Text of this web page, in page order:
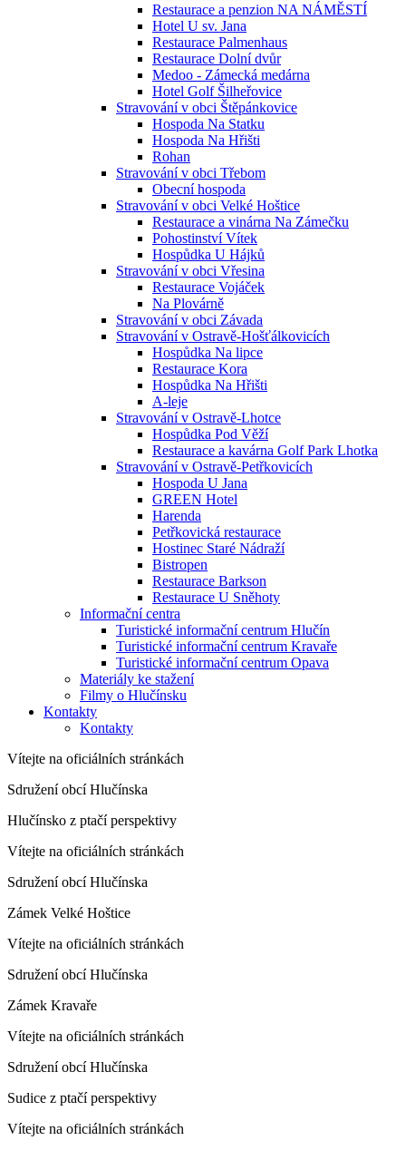
Restaurace a penzion NA NÁMĚSTÍ
Hotel U sv. Jana
Restaurace Palmenhaus
Restaurace Dolní dvůr
Medoo - Zámecká medárna
Hotel Golf Šilheřovice
Stravování v obci Štěpánkovice
Hospoda Na Statku
Hospoda Na Hřišti
Rohan
Stravování v obci Třebom
Obecní hospoda
Stravování v obci Velké Hoštice
Restaurace a vinárna Na Zámečku
Pohostinství Vítek
Hospůdka U Hájků
Stravování v obci Vřesina
Restaurace Vojáček
Na Plovárně
Stravování v obci Závada
Stravování v Ostravě-Hošťálkovicích
Hospůdka Na lipce
Restaurace Kora
Hospůdka Na Hřišti
A-leje
Stravování v Ostravě-Lhotce
Hospůdka Pod Věží
Restaurace a kavárna Golf Park Lhotka
Stravování v Ostravě-Petřkovicích
Hospoda U Jana
GREEN Hotel
Harenda
Petřkovická restaurace
Hostinec Staré Nádraží
Bistropen
Restaurace Barkson
Restaurace U Sněhoty
Informační centra
Turistické informační centrum Hlučín
Turistické informační centrum Kravaře
Turistické informační centrum Opava
Materiály ke stažení
Filmy o Hlučínsku
Kontakty
Kontakty
Vítejte na oficiálních stránkách
Sdružení obcí Hlučínska
Hlučínsko z ptačí perspektivy
Vítejte na oficiálních stránkách
Sdružení obcí Hlučínska
Zámek Velké Hoštice
Vítejte na oficiálních stránkách
Sdružení obcí Hlučínska
Zámek Kravaře
Vítejte na oficiálních stránkách
Sdružení obcí Hlučínska
Sudice z ptačí perspektivy
Vítejte na oficiálních stránkách